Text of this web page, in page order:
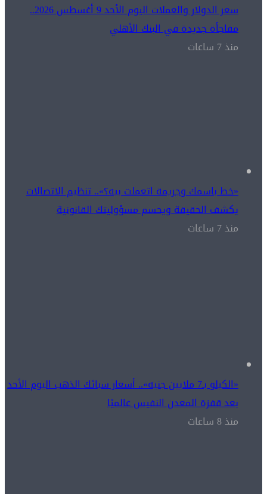
سعر الدولار والعملات اليوم الأحد 9 أغسطس 2026..
مفاجأة جديدة في البنك الأهلي
منذ 7 ساعات
«خط باسمك وجريمة اتعملت بيه؟».. تنظيم الاتصالات
يكشف الحقيقة ويحسم مسؤوليتك القانونية
منذ 7 ساعات
«الكيلو بـ7 ملايين جنيه».. أسعار سبائك الذهب اليوم الأحد
بعد قفزة المعدن النفيس عالميًا
منذ 8 ساعات